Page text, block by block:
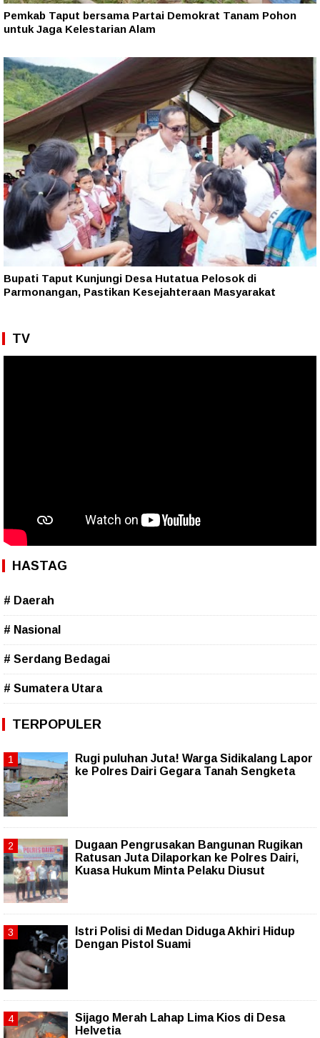
Pemkab Taput bersama Partai Demokrat Tanam Pohon
untuk Jaga Kelestarian Alam
Bupati Taput Kunjungi Desa Hutatua Pelosok di
Parmonangan, Pastikan Kesejahteraan Masyarakat
TV
HASTAG
# Daerah
# Nasional
# Serdang Bedagai
# Sumatera Utara
TERPOPULER
Rugi puluhan Juta! Warga Sidikalang Lapor
ke Polres Dairi Gegara Tanah Sengketa
Dugaan Pengrusakan Bangunan Rugikan
Ratusan Juta Dilaporkan ke Polres Dairi,
Kuasa Hukum Minta Pelaku Diusut
Istri Polisi di Medan Diduga Akhiri Hidup
Dengan Pistol Suami
Sijago Merah Lahap Lima Kios di Desa
Helvetia